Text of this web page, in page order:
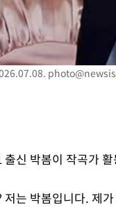
포착
하라 격파
꺾인다"
신 박봄이 작곡가
는 박봄입니다. 제